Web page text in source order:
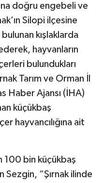
doğru engebeli ve
Silopi ilçesine
kışlaklarda
hayvanların
bulundukları
Tarım ve Orman İl
Haber Ajansı (İHA)
küçükbaş
hayvancılığına ait
100 bin küçükbaş
Sezgin, “Şırnak ilinde